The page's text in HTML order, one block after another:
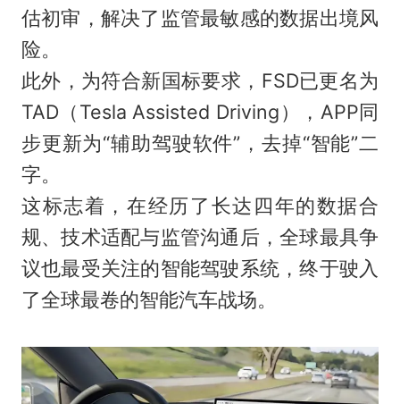
估初审，解决了监管最敏感的数据出境风
险。
此外，为符合新国标要求，FSD已更名为
TAD（Tesla Assisted Driving），APP同
步更新为“辅助驾驶软件”，去掉“智能”二
字。
这标志着，在经历了长达四年的数据合
规、技术适配与监管沟通后，全球最具争
议也最受关注的智能驾驶系统，终于驶入
了全球最卷的智能汽车战场。